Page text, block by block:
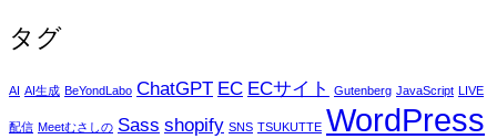
タグ
AI AI生成 BeYondLabo ChatGPT EC ECサイト Gutenberg JavaScript LIVE
配信 Meetむさしの Sass shopify SNS TSUKUTTE WordPress